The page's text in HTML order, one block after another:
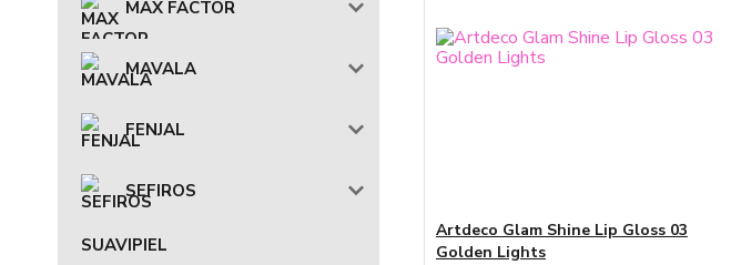
MAX FACTOR
MAVALA
FENJAL
SEFIROS
SUAVIPIEL
Artdeco Glam Shine Lip Gloss 03
Golden Lights